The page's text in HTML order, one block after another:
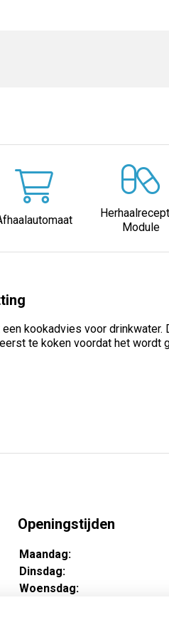
submenu
Module
kookadvies voor
te koken voordat het wordt
Openingstijden
Maandag:
Dinsdag:
Woensdag: